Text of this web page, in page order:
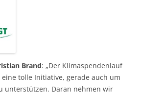
Brand: „Der Klimaspendenlauf
tolle Initiative, gerade auch um
unterstützen. Daran nehmen wir